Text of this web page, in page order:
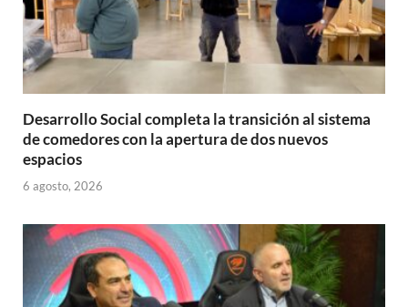
Desarrollo Social completa la transición al sistema
de comedores con la apertura de dos nuevos
espacios
6 agosto, 2026